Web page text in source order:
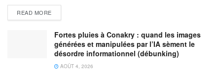
READ MORE
Fortes pluies à Conakry : quand les images
générées et manipulées par l’IA sèment le
désordre informationnel (débunking)
AOÛT 4, 2026